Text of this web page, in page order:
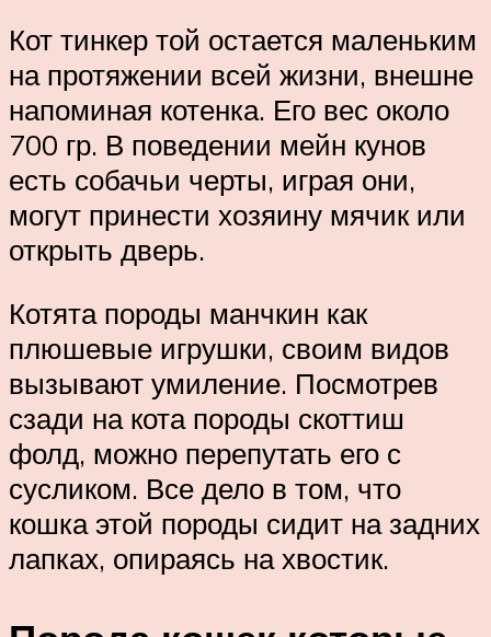
Кот тинкер той остается маленьким
на протяжении всей жизни, внешне
напоминая котенка. Его вес около
700 гр. В поведении мейн кунов
есть собачьи черты, играя они,
могут принести хозяину мячик или
открыть дверь.
Котята породы манчкин как
плюшевые игрушки, своим видов
вызывают умиление. Посмотрев
сзади на кота породы скоттиш
фолд, можно перепутать его с
сусликом. Все дело в том, что
кошка этой породы сидит на задних
лапках, опираясь на хвостик.